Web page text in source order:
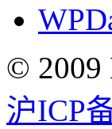
© 2009
沪ICP